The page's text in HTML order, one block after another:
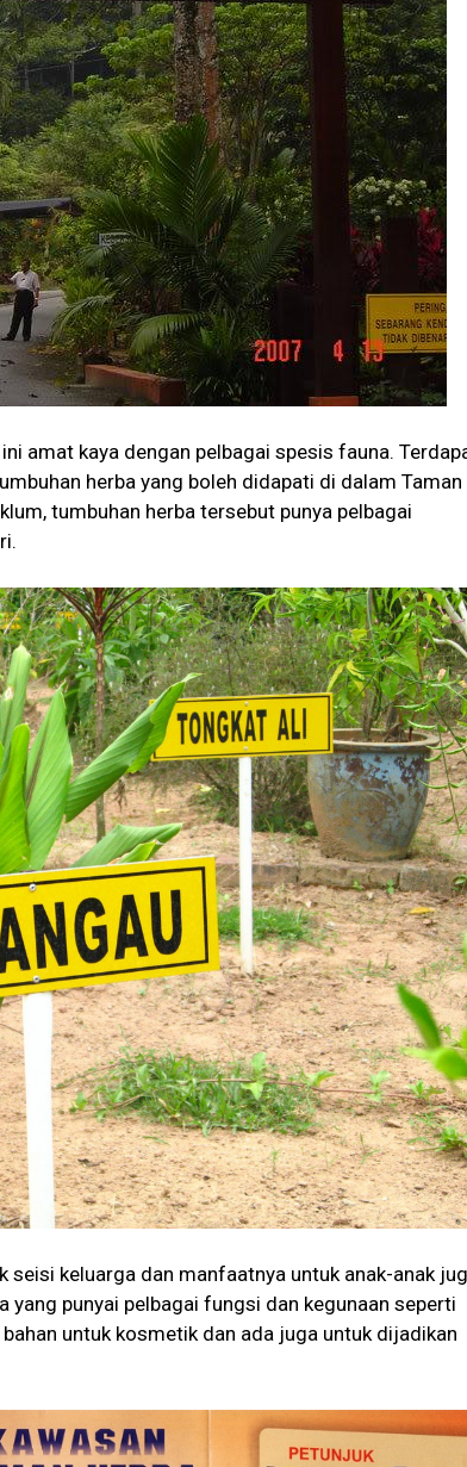
amat kaya dengan pelbagai spesis fauna.
herba yang boleh didapati di dalam Taman
tumbuhan herba tersebut punya pelbagai
seisi keluarga dan manfaatnya untuk anak-anak
yang punyai pelbagai fungsi dan kegunaan seperti
untuk kosmetik dan ada juga untuk dijadikan